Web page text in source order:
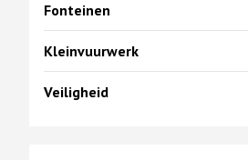
Fonteinen
Kleinvuurwerk
Veiligheid